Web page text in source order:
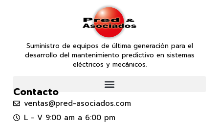
Suministro de equipos de última generación para el
desarrollo del mantenimiento predictivo en sistemas
eléctricos y mecánicos.
Contacto
ventas@pred-asociados.com
L - V 9:00 am a 6:00 pm